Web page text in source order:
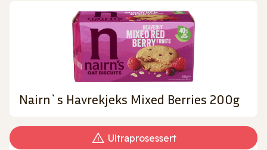
Nairn`s Havrekjeks Mixed Berries 200g
Ultraprosessert